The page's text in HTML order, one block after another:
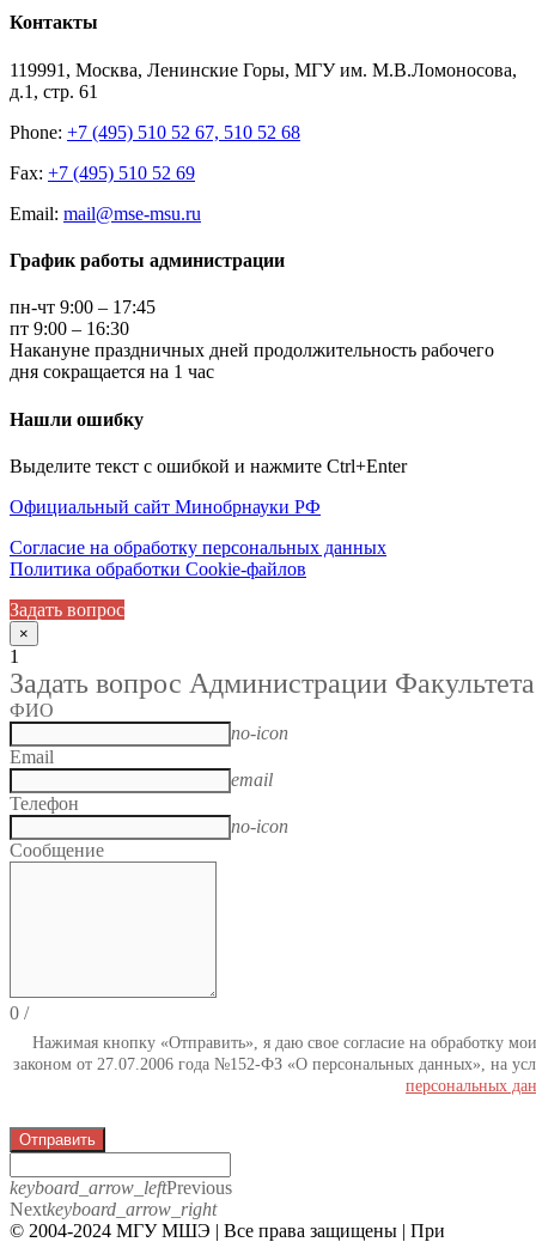
Контакты
119991, Москва, Ленинские Горы, МГУ им. М.В.Ломоносова,
д.1, стр. 61
Phone: +7 (495) 510 52 67, 510 52 68
Fax: +7 (495) 510 52 69
Email: mail@mse-msu.ru
График работы администрации
пн-чт 9:00 – 17:45
пт 9:00 – 16:30
Накануне праздничных дней продолжительность рабочего
дня сокращается на 1 час
Нашли ошибку
Выделите текст с ошибкой и нажмите Ctrl+Enter
Официальный сайт Минобрнауки РФ
Согласие на обработку персональных данных
Политика обработки Cookie-файлов
Задать вопрос
×
1
Задать вопрос Администрации Факультета
ФИО
no-icon
Email
email
Телефон
no-icon
Сообщение
0 /
Нажимая кнопку «Отправить», я даю свое согласие на обработку
законом от 27.07.2006 года №152-ФЗ «О персональных данных», на
персональных
Отправить
keyboard_arrow_leftPrevious
Nextkeyboard_arrow_right
© 2004-2024 МГУ МШЭ | Все права защищены | При